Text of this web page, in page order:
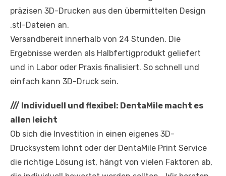
präzisen 3D-Drucken aus den übermittelten Design
.stl-Dateien an.
Versandbereit innerhalb von 24 Stunden. Die
Ergebnisse werden als Halbfertigprodukt geliefert
und in Labor oder Praxis finalisiert. So schnell und
einfach kann 3D-Druck sein.
/// Individuell und flexibel: DentaMile macht es
allen leicht
Ob sich die Investition in einen eigenes 3D-
Drucksystem lohnt oder der DentaMile Print Service
die richtige Lösung ist, hängt von vielen Faktoren ab,